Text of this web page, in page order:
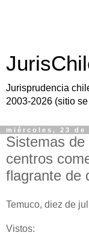
Jurisprudencia
2003-2026 (sitio
miércoles, 23 de
Sistemas
centros
flagrante de
Temuco, diez de
Vistos: